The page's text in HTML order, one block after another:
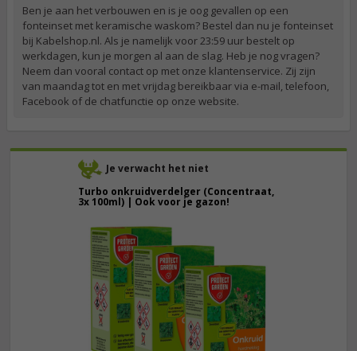
Je verwacht het niet
Turbo onkruidverdelger (Concentraat,
3x 100ml) | Ook voor je gazon!
Ben je aan het verbouwen en is je oog gevallen op een
fonteinset met keramische waskom? Bestel dan nu je fonteinset
bij Kabelshop.nl. Als je namelijk voor 23:59 uur bestelt op
werkdagen, kun je morgen al aan de slag. Heb je nog vragen?
Neem dan vooral contact op met onze klantenservice. Zij zijn
van maandag tot en met vrijdag bereikbaar via e-mail, telefoon,
Facebook of de chatfunctie op onze website.